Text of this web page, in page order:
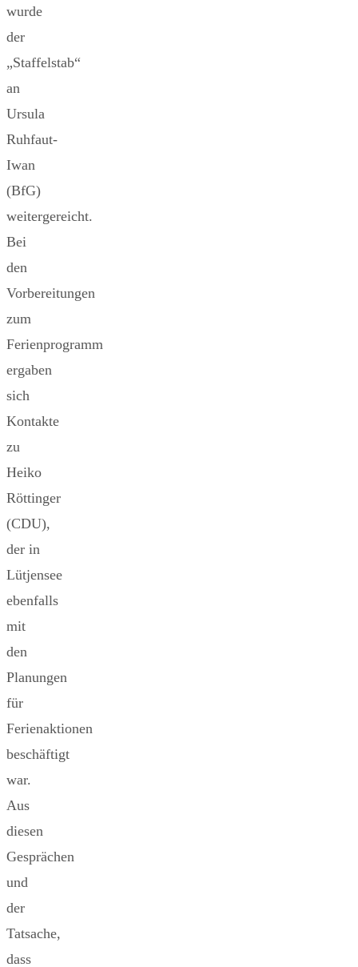
wurde
der
„Staffelstab“
an
Ursula
Ruhfaut-
Iwan
(BfG)
weitergereicht.
Bei
den
Vorbereitungen
zum
Ferienprogramm
ergaben
sich
Kontakte
zu
Heiko
Röttinger
(CDU),
der in
Lütjensee
ebenfalls
mit
den
Planungen
für
Ferienaktionen
beschäftigt
war.
Aus
diesen
Gesprächen
und
der
Tatsache,
dass